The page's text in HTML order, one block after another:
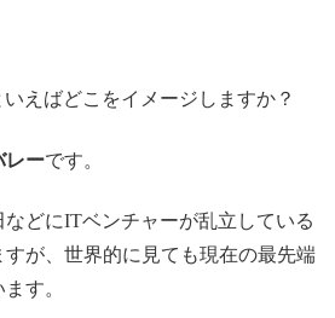
えばどこをイメージしますか？
レーです。
などにITベンチャーが乱立している
が、世界的に見ても現在の最先端
す。